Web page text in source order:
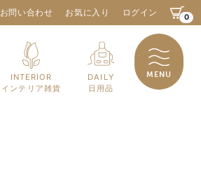
お問い合わせ お気に入り ログイン 0
INTERIOR
インテリア雑貨
DAILY
日用品
MENU